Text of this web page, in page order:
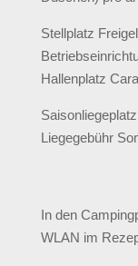
Stellplatz
Hallenplatz
Liegegebühr
In den
WLAN im